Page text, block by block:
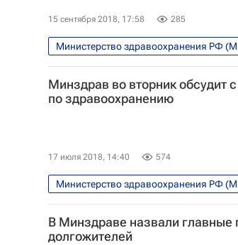
15 сентября 2018, 17:58 285
Министерство здравоохранения РФ
Медицинское волонтерство - Школа
Татьяна Голикова
Федеральное
Минздрав во вторник обсудит
по здравоохранению
17 июля 2018, 14:40 574
Министерство здравоохранения РФ
Валентина Матвиенко
Россия
В Минздраве назвали главные
долгожителей